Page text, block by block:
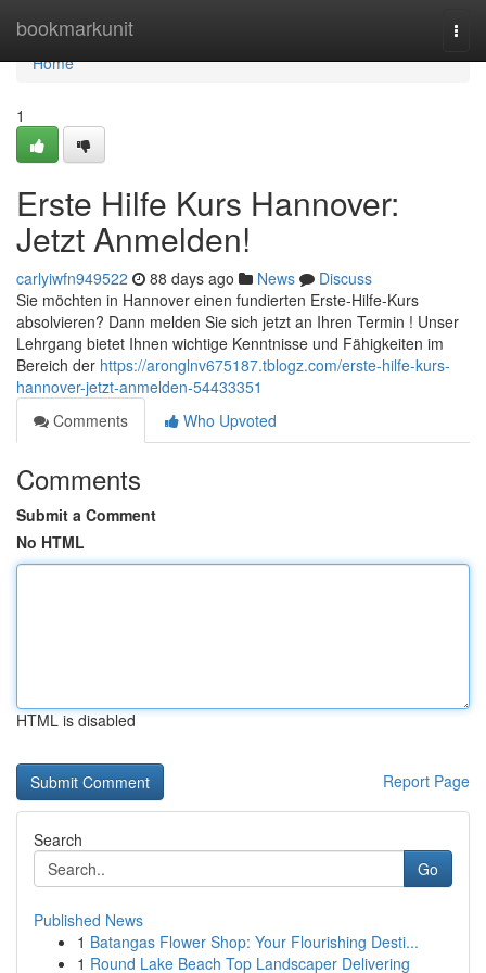
bookmarkunit
Home
Home
1
Erste Hilfe Kurs Hannover:
Jetzt Anmelden!
carlyiwfn949522 88 days ago News
Discuss
Sie möchten in Hannover einen fundierten Erste-Hilfe-Kurs
absolvieren? Dann melden Sie sich jetzt an Ihren Termin ! Unser
Lehrgang bietet Ihnen wichtige Kenntnisse und Fähigkeiten im
Bereich der https://aronglnv675187.tblogz.com/erste-hilfe-kurs-
hannover-jetzt-anmelden-54433351
Comments
Who Upvoted
Comments
Submit a Comment
No HTML
HTML is disabled
Report Page
Search
Go
Published News
1 Batangas Flower Shop: Your Flourishing Desti...
1 Round Lake Beach Top Landscaper Delivering